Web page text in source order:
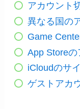
アカウント
異なる国の
Game
App Storeの
iCloudのサ
ゲストアカ